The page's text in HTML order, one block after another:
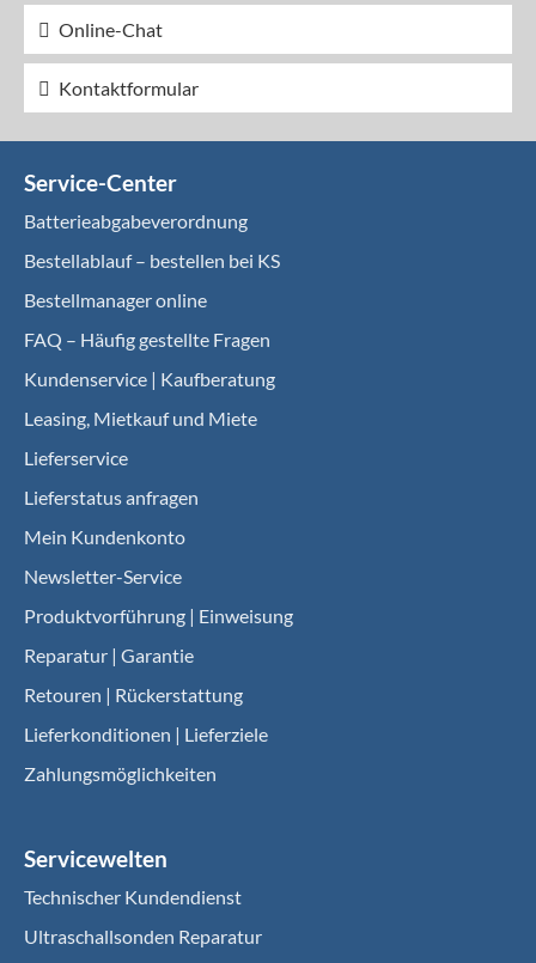
Online-Chat
Kontaktformular
Service-Center
Batterieabgabeverordnung
Bestellablauf – bestellen bei KS
Bestellmanager online
FAQ – Häufig gestellte Fragen
Kundenservice | Kaufberatung
Leasing, Mietkauf und Miete
Lieferservice
Lieferstatus anfragen
Mein Kundenkonto
Newsletter-Service
Produktvorführung | Einweisung
Reparatur | Garantie
Retouren | Rückerstattung
Lieferkonditionen | Lieferziele
Zahlungsmöglichkeiten
Servicewelten
Technischer Kundendienst
Ultraschallsonden Reparatur